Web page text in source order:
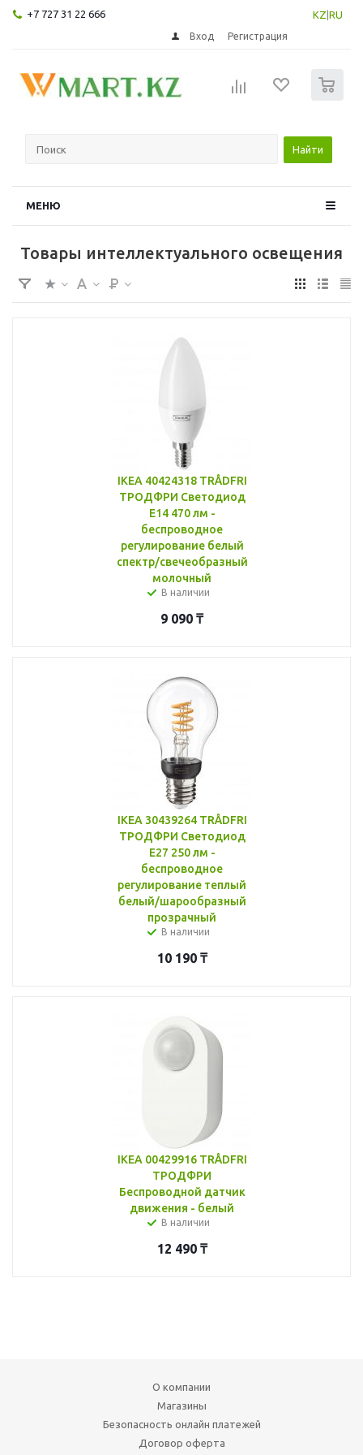
+7 727 31 22 666 KZ RU
Вход Регистрация
Найти
МЕНЮ
Товары интеллектуального освещения
IKEA 40424318 TRÅDFRI
ТРОДФРИ Светодиод
E14 470 лм -
беспроводное
регулирование белый
спектр/свечеобразный
молочный
В наличии
9 090 ₸
IKEA 30439264 TRÅDFRI
ТРОДФРИ Светодиод
E27 250 лм -
беспроводное
регулирование теплый
белый/шарообразный
прозрачный
В наличии
10 190₸
IKEA 00429916 TRÅDFRI
ТРОДФРИ
Беспроводной датчик
движения - белый
В наличии
12 490₸
О компании
Магазины
Безопасность онлайн платежей
Договор оферта